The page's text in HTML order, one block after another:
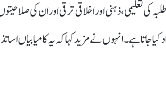
کی تعلیمی، ذہنی اور اخلاقی ترقی اور ان کی
جاتا ہے۔انہوں نے مزید کہا کہ یہ کامیابیاں